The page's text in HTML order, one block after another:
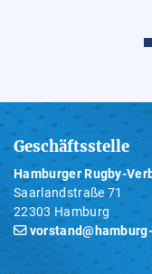
Geschäftsstelle
Hamburger Rugby-
Saarlandstraße 71
22303 Hamburg